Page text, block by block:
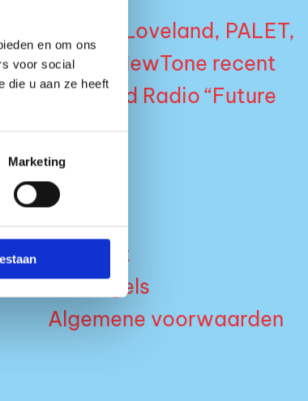
en om ons
voor social
die u aan ze heeft
Marketing
bij Loveland, PALET,
werd NewTone recent
One World Radio “Future
Contact
Huisregels
Algemene voorwaarden